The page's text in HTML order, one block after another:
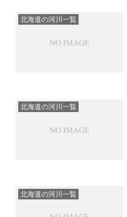
北海道の河川一覧
北海道の河川一覧
北海道の河川一覧